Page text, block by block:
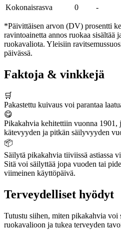
Kokonaisrasva
0 -
*Päivittäisen arvon (DV) prosentti
ravintoainetta annos ruokaa sisältää
ruokavaliota. Yleisiin
päivässä.
Faktoja & vinkkejä
🛒
Pakastettu kuivaus voi parantaa
😋
Pikakahvia kehitettiin vuonna 1901,
kätevyyden ja pitkän säilyvyyden
📦
Säilytä pikakahvia tiiviissä astiassa
Sitä voi säilyttää jopa vuoden tai
viimeinen käyttöpäivä.
Terveydelliset hyödyt
Tutustu siihen, miten pikakahvia voi
ruokavalioon ja tukea terveyden